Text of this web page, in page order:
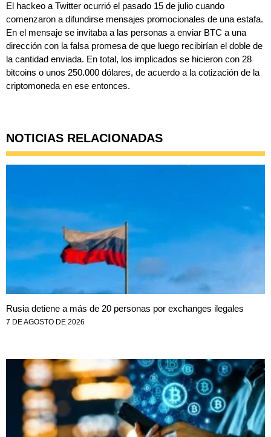
El hackeo a Twitter ocurrió el pasado 15 de julio cuando
comenzaron a difundirse mensajes promocionales de una estafa.
En el mensaje se invitaba a las personas a enviar BTC a una
dirección con la falsa promesa de que luego recibirían el doble de
la cantidad enviada. En total, los implicados se hicieron con 28
bitcoins o unos 250.000 dólares, de acuerdo a la cotización de la
criptomoneda en ese entonces.
NOTICIAS RELACIONADAS
Rusia detiene a más de 20 personas por exchanges ilegales
7 DE AGOSTO DE 2026